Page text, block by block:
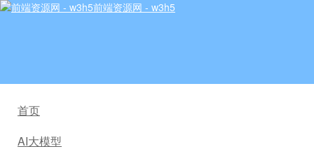
前端资源网 - w3h5
首页
AI大模型